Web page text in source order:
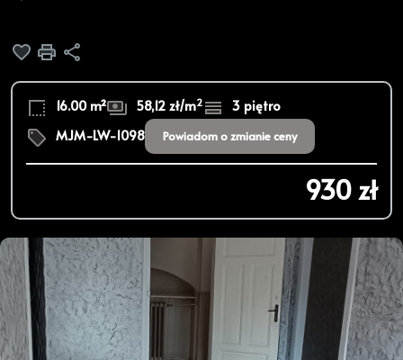
Dodaj do ulubionych
Drukuj
16.00 m² 58,12 zł/m2
3 piętro
MJM-LW-1098
Powiadom o zmianie ceny
930 zł